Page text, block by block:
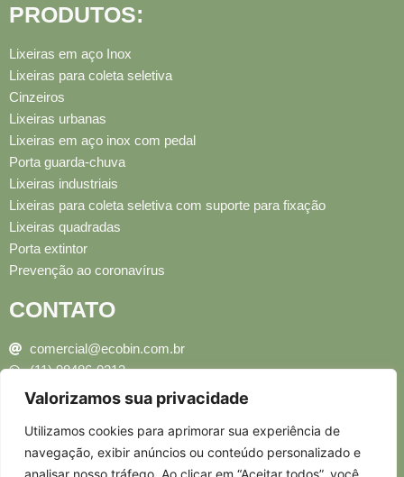
Valorizamos sua privacidade
Utilizamos cookies para aprimorar sua experiência de
navegação, exibir anúncios ou conteúdo personalizado e
analisar nosso tráfego. Ao clicar em “Aceitar todos”, você
PRODUTOS:
Lixeiras em aço Inox
Lixeiras para coleta seletiva
Cinzeiros
Lixeiras urbanas
Lixeiras em aço inox com pedal
Porta guarda-chuva
Lixeiras industriais
Lixeiras para coleta seletiva com suporte para fixação
Lixeiras quadradas
Porta extintor
Prevenção ao coronavírus
CONTATO
comercial@ecobin.com.br
(11) 98486-0213
(11) 4323-8292
(11) 4323-8334